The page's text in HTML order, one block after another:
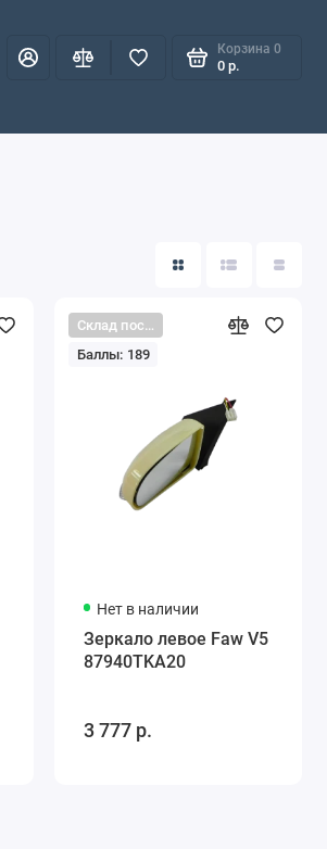
Корзина 0
0 р.
Склад поставщика
Баллы: 189
Нет в наличии
Зеркало левое Faw V5
87940TKA20
3 777 р.